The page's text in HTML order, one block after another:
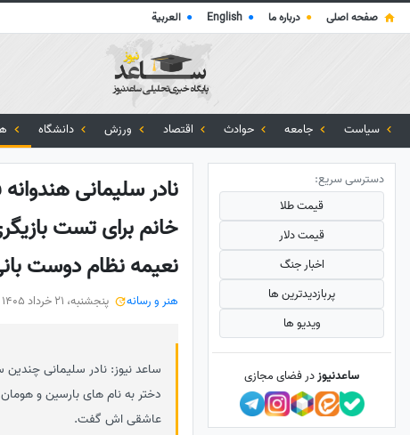
صفحه اصلی ● درباره ما ●
English
● العربية
سیاست جامعه حوادث اقتصاد ورزش دانشگاه
نادر سلیمانی
خانم برای تست
نعیمه نظام دوست
هنر و رسانه پنجشنبه، 21 خرداد 1405
ساعد نیوز: نادر سلیمانی
دختر به نام های بارسین و
عاشقی اش گفت.
دسترسی سریع:
قیمت طلا
قیمت دلار
اخبار جنگ
پربازدید‌ترین ها
ویدیو ها
ساعدنیوزدر فضای مجازی